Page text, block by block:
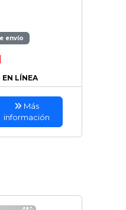
envío
EN LÍNEA
Más
información